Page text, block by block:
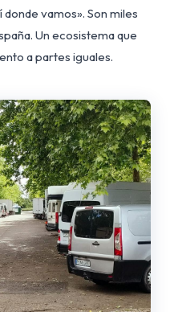
vamos». Son miles
Un ecosistema que
a partes iguales.